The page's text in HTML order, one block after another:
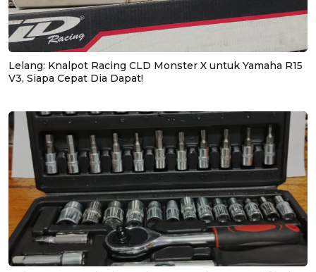
Lelang: Knalpot Racing CLD Monster X untuk Yamaha R15
V3, Siapa Cepat Dia Dapat!